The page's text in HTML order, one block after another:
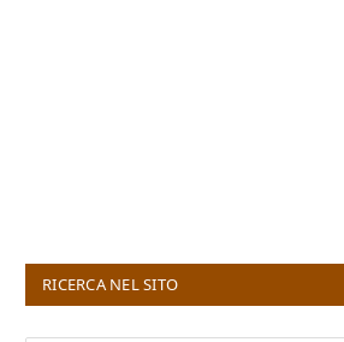
RICERCA NEL SITO